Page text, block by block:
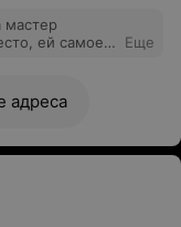
мастер
ей самое
Еще
адреса